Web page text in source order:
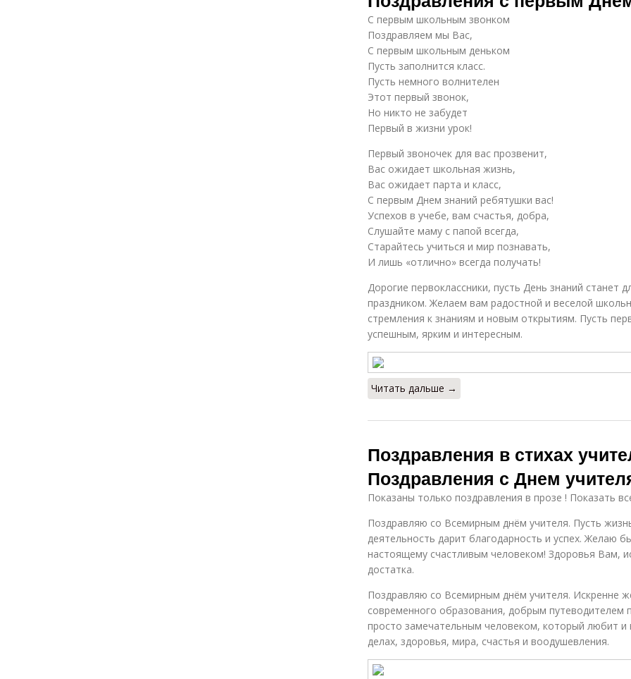
С первым школьным звонком
Поздравляем мы Вас,
С первым школьным деньком
Пусть заполнится класс.
Пусть немного волнителен
Этот первый звонок,
Но никто не забудет
Первый в жизни урок!
Первый звоночек для вас прозвенит,
Вас ожидает школьная жизнь,
Вас ожидает парта и класс,
С первым Днем знаний ребятушки вас!
Успехов в учебе, вам счастья, добра,
Слушайте маму с папой всегда,
Старайтесь учиться и мир познавать,
И лишь «отлично» всегда получать!
Дорогие первоклассники, пусть День знаний станет
праздником. Желаем вам радостной и веселой
стремления к знаниям и новым открытиям. Пусть
успешным, ярким и интересным.
Читать дальше →
Поздравления в стихах
Поздравления с Днем
Показаны только поздравления в прозе ! Показать
Поздравляю со Всемирным днём учителя. Пусть
деятельность дарит благодарность и успех. Желаю
настоящему счастливым человеком! Здоровья Вам,
достатка.
Поздравляю со Всемирным днём учителя. Искренне
современного образования, добрым путеводителем
просто замечательным человеком, который любит
делах, здоровья, мира, счастья и воодушевления.